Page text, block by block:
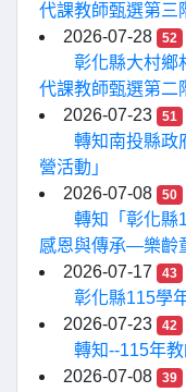
代課教師甄選第三
2026-07-28
52
彰化縣大村鄉
代課教師甄選第二
2026-07-23
51
轉知南投縣政
營活動」
2026-07-08
50
轉知「彰化縣
感恩與傳承—樂齡
2026-07-17
43
彰化縣115學
2026-07-23
42
轉知--115年
2026-07-08
39